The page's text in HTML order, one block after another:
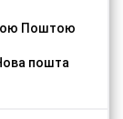
Поштою
пошта